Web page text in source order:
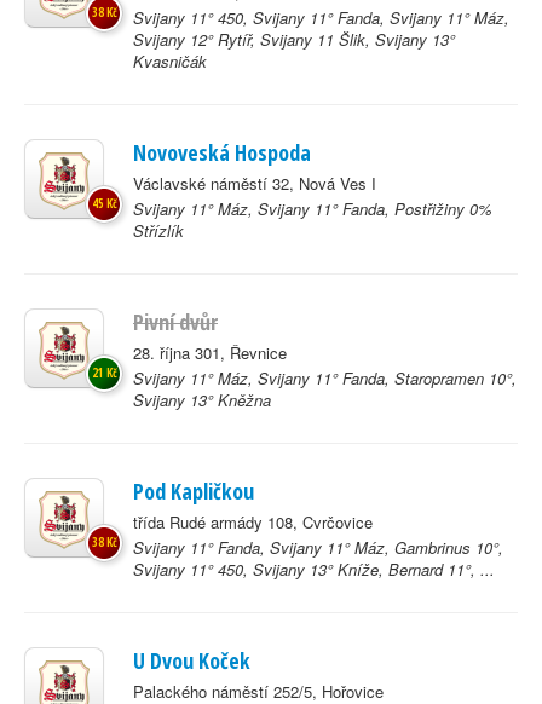
Svijany 11° 450, Svijany 11° Fanda, Svijany 11° Máz,
Svijany 12° Rytíř, Svijany 11 Šlik, Svijany 13°
Kvasničák
38 Kč
Novoveská Hospoda
Václavské náměstí 32, Nová Ves I
Svijany 11° Máz, Svijany 11° Fanda, Postřižiny 0%
Střízlík
45 Kč
Pivní dvůr
28. října 301, Řevnice
Svijany 11° Máz, Svijany 11° Fanda, Staropramen 10°,
Svijany 13° Kněžna
21 Kč
Pod Kapličkou
třída Rudé armády 108, Cvrčovice
Svijany 11° Fanda, Svijany 11° Máz, Gambrinus 10°,
Svijany 11° 450, Svijany 13° Kníže, Bernard 11°, ...
38 Kč
U Dvou Koček
Palackého náměstí 252/5, Hořovice